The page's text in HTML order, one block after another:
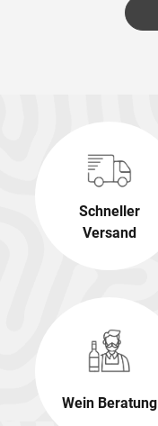
Schneller
Versand
Wein Beratung